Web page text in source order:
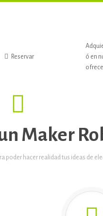
Reservar
ó en
Maker
poder hacer realidad tus ideas de